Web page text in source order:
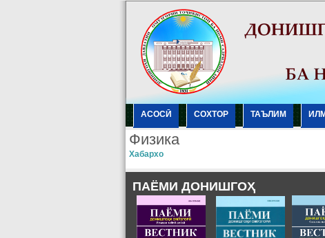
АСОСӢ СОХТОР ТАЪЛИМ ИЛМ
Физика
Хабархо
ПАЁМИ ДОНИШГОҲ